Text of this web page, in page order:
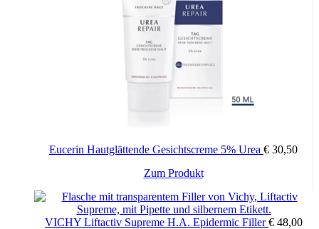
Eucerin Hautglättende Gesichtscreme 5% Urea € 30,50
Zum Produkt
VICHY Liftactiv Supreme H.A. Epidermic Filler€ 48,00